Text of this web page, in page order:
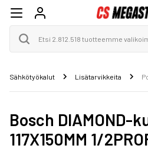
Sähkötyökalut Lisätarvikkeita
Bosch DIAMOND-
117X150MM 1/